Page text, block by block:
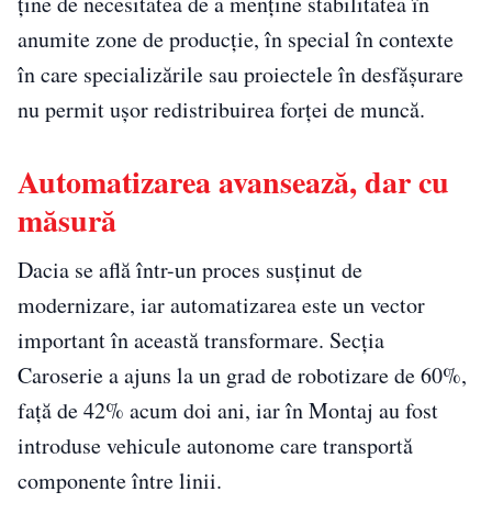
anumite zone de producție, în special în contexte
în care specializările sau proiectele în desfășurare
nu permit ușor redistribuirea forței de muncă.
Automatizarea avansează, dar cu
măsură
Dacia se află într-un proces susținut de
modernizare, iar automatizarea este un vector
important în această transformare. Secția
Caroserie a ajuns la un grad de robotizare de 60%,
față de 42% acum doi ani, iar în Montaj au fost
introduse vehicule autonome care transportă
componente între linii.